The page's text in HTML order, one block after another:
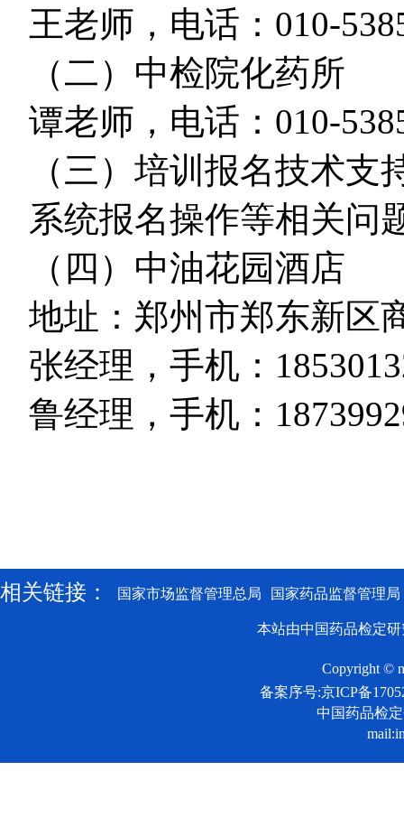
王老师，电话：010-
（二）中检院化药所
谭老师，电话：010-
（三）培训报名技术支
系统报名操作等相关问
（四）中油花园酒店
地址：郑州市郑东新区
张经理，手机：
鲁经理，手机：
相关链接： 国家市场监督管理总局 国家药品监督管理局
本站由中国药品检定
Copyright ©
备案序号:京ICP备
中国药品检